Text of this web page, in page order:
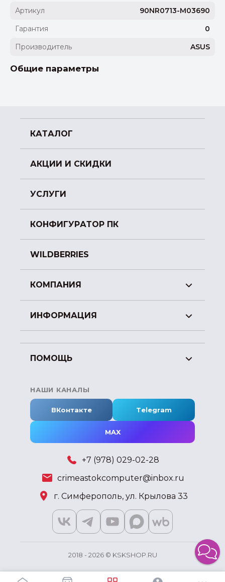
Артикул
90NR0713-M03690
Гарантия
0
Производитель
ASUS
Общие параметры
КАТАЛОГ
АКЦИИ И СКИДКИ
УСЛУГИ
КОНФИГУРАТОР ПК
WILDBERRIES
КОМПАНИЯ
ИНФОРМАЦИЯ
ПОМОЩЬ
НАШИ КАНАЛЫ
ВКонтакте Telegram
MAX
+7 (978) 029-02-28
crimeastokcomputer@inbox.ru
г. Симферополь, ул. Крылова 33
2018 - 2026 © KSKSHOP.RU